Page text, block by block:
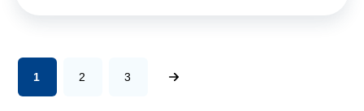
1 2 3